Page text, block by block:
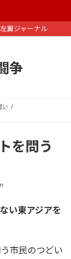
翼ジャーナル
争
い
を問う
い東アジアを
市民のつどい